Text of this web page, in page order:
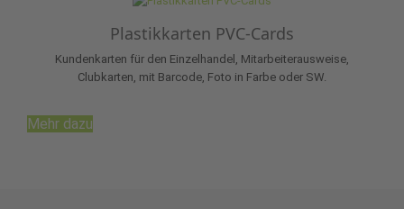
Plastikkarten PVC-Cards
Kundenkarten für den Einzelhandel, Mitarbeiterausweise,
Clubkarten, mit Barcode, Foto in Farbe oder SW.
Mehr dazu